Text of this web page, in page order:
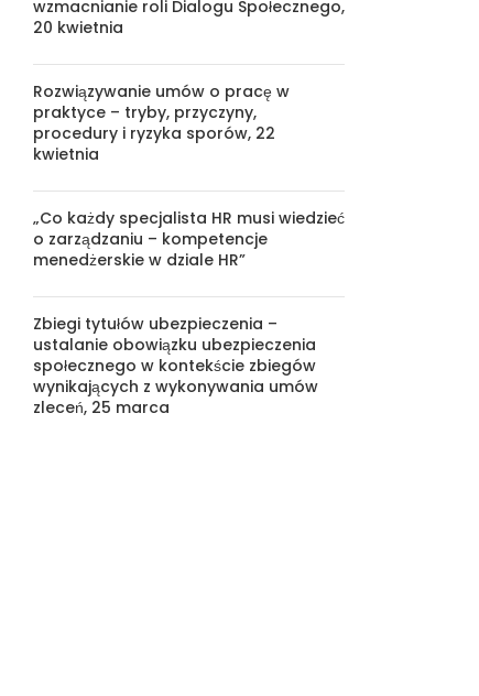
wzmacnianie roli Dialogu Społecznego,
20 kwietnia
Rozwiązywanie umów o pracę w
praktyce – tryby, przyczyny,
procedury i ryzyka sporów, 22
kwietnia
„Co każdy specjalista HR musi wiedzieć
o zarządzaniu – kompetencje
menedżerskie w dziale HR”
Zbiegi tytułów ubezpieczenia –
ustalanie obowiązku ubezpieczenia
społecznego w kontekście zbiegów
wynikających z wykonywania umów
zleceń, 25 marca